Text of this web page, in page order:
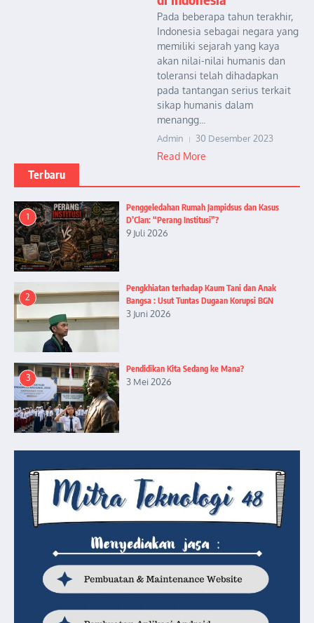
Pada beberapa tahun terakhir,
Indonesia sebagai negara yang
memiliki sejarah yang kaya
akan nilai-nilai humanis dan
toleransi telah dihadapkan
pada tantangan serius terkait
sikap humanis dalam
menangg...
Admin 30 Desember 2023
Read More
Terbaru
1
Penggeledahan Rumah Jampidsus dan Kasus
D’Clan: “Perang Institusi”?
9 Juli 2026
2
Pengkhiatan terhadap Kaum Tani dan Anak
Bangsa : Usut Tuntas Dugaan Korupsi BGN
3 Juni 2026
3
Pendidikan Kita Sedang ke Mana?
3 Mei 2026